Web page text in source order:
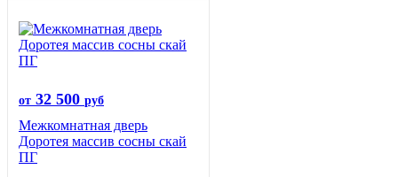
от 32 500 руб
Межкомнатная дверь
Доротея массив сосны скай
ПГ